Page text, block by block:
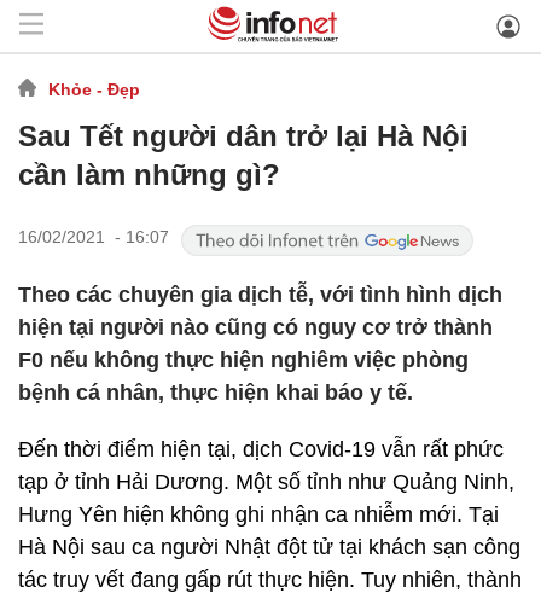
Khỏe - Đẹp
Sau Tết người dân trở lại Hà Nội
cần làm những gì?
16/02/2021 - 16:07
Theo các chuyên gia dịch tễ, với tình hình dịch
hiện tại người nào cũng có nguy cơ trở thành
F0 nếu không thực hiện nghiêm việc phòng
bệnh cá nhân, thực hiện khai báo y tế.
Đến thời điểm hiện tại, dịch Covid-19 vẫn rất phức
tạp ở tỉnh Hải Dương. Một số tỉnh như Quảng Ninh,
Hưng Yên hiện không ghi nhận ca nhiễm mới. Tại
Hà Nội sau ca người Nhật đột tử tại khách sạn công
tác truy vết đang gấp rút thực hiện. Tuy nhiên, thành